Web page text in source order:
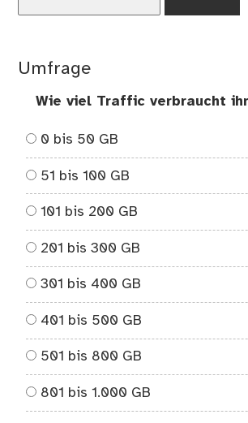
Umfrage
Wie viel Traffic verbraucht
0 bis 50 GB
51 bis 100 GB
101 bis 200 GB
201 bis 300 GB
301 bis 400 GB
401 bis 500 GB
501 bis 800 GB
801 bis 1.000 GB